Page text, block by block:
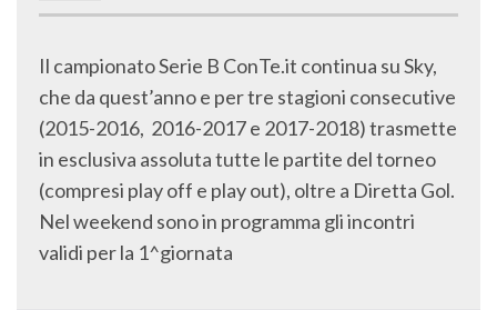
Il campionato Serie B ConTe.it continua su Sky,
che da quest’anno e per tre stagioni consecutive
(2015-2016, 2016-2017 e 2017-2018) trasmette
in esclusiva assoluta tutte le partite del torneo
(compresi play off e play out), oltre a Diretta Gol.
Nel weekend sono in programma gli incontri
validi per la 1^giornata